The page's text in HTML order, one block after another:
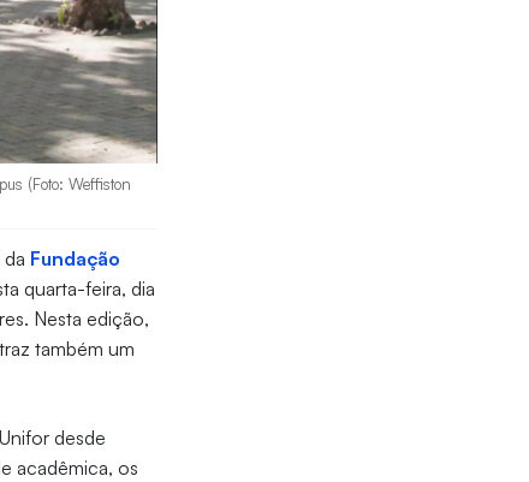
(Foto: Weffiston
Fundação
quarta-feira, dia
Nesta edição,
também um
desde
acadêmica, os